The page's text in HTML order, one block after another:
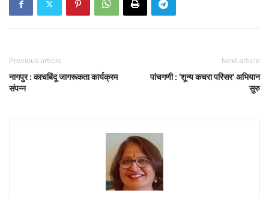
Previous article
नागपुर : काचबिंदू जागरूकता कार्यक्रम
संपन्न
Next article
पांचगणी : ‘शून्य कचरा परिसर’ अभियान
सुरु